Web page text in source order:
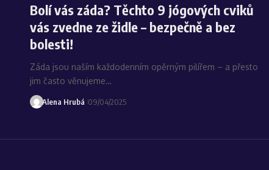
Bolí vás záda? Těchto 9 jógových cviků
vás zvedne ze židle – bezpečně a bez
bolesti!
Záda jsou naším každodenním opěrným pilířem – a přesto
jim často věnujeme…
Alena Hrubá 09/04/2025